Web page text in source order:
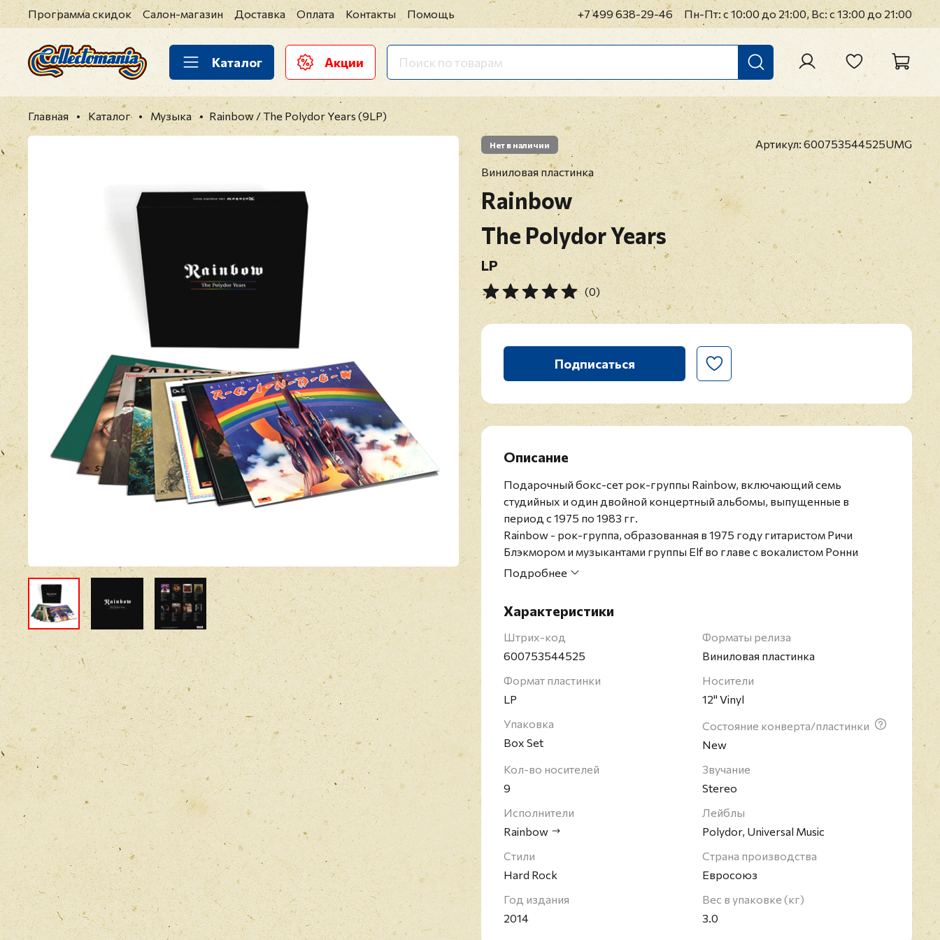
Программа скидок Салон-магазин Доставка Оплата Контакты Помощь +7 499 638-29-46 Пн-Пт: с 10:00 до 21:00, Вс: с 13:00 до 21:00
Каталог Акции
Главная Каталог Музыка Rainbow / The Polydor Years (9LP)
Нет в наличии Артикул: 600753544525UMG
Виниловая пластинка
Rainbow
The Polydor Years
LP
(0)
Подписаться
Описание
Подарочный бокс-сет рок-группы Rainbow, включающий семь
студийных и один двойной концертный альбомы, выпущенные в
период с 1975 по 1983 гг.
Rainbow - рок-группа, образованная в 1975 году гитаристом Ричи
Блэкмором и музыкантами группы Elf во главе с вокалистом Ронни
Джеймсом Дио. В группе многократно менялись участники, до 1983
хэви-метала.
Подробнее
Характеристики
Штрих-код
600753544525
Форматы релиза
Виниловая пластинка
Формат пластинки
LP
Носители
12" Vinyl
Упаковка
Box Set
Состояние конверта/пластинки
New
Кол-во носителей
9
Звучание
Stereo
Исполнители
Rainbow
Лейблы
Polydor, Universal Music
Стили
Hard Rock
Страна производства
Евросоюз
Год издания
2014
Вес в упаковке (кг)
3.0